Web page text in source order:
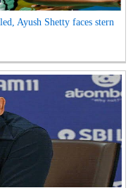
Ayush Shetty faces stern